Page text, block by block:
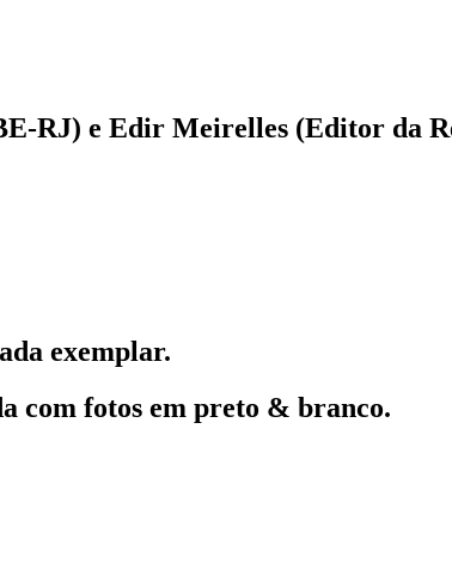
RJ) e Edir Meirelles (Editor da
exemplar.
com fotos em preto & branco.